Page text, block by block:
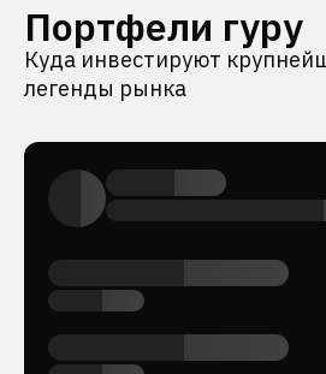
Портфели гуру
Куда инвестируют
легенды рынка